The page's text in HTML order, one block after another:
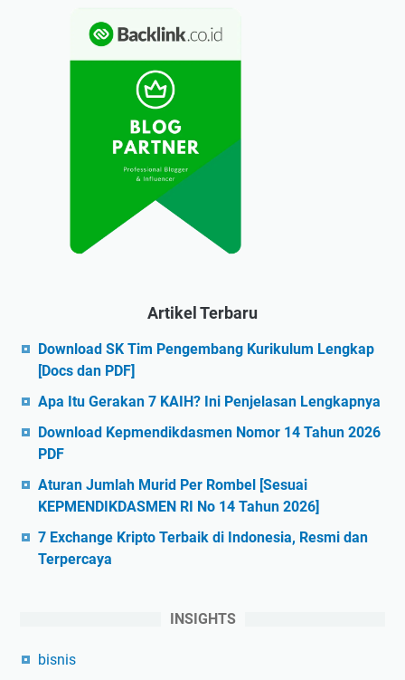
Artikel Terbaru
Download SK Tim Pengembang Kurikulum Lengkap
[Docs dan PDF]
Apa Itu Gerakan 7 KAIH? Ini Penjelasan Lengkapnya
Download Kepmendikdasmen Nomor 14 Tahun 2026
PDF
Aturan Jumlah Murid Per Rombel [Sesuai
KEPMENDIKDASMEN RI No 14 Tahun 2026]
7 Exchange Kripto Terbaik di Indonesia, Resmi dan
Terpercaya
INSIGHTS
bisnis